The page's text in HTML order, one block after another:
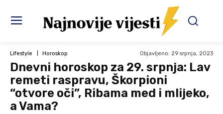
Lifestyle Horoskop Objavljeno: 29 srpnja, 2023
Dnevni horoskop za 29. srpnja: Lav
remeti raspravu, Škorpioni
“otvore oči”, Ribama med i mlijeko,
a Vama?